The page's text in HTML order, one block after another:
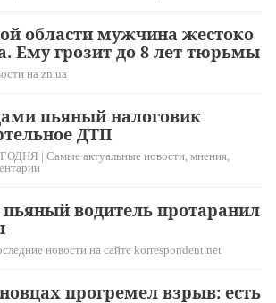
области мужчина жестоко
Ему грозит до 8 лет тюрьмы
на zn.ua
пьяный налоговик
ДТП
| Самые актуальные новости, мнения,
водитель протаранил
новости на сайте korrespondent.net
прогремел взрыв: есть